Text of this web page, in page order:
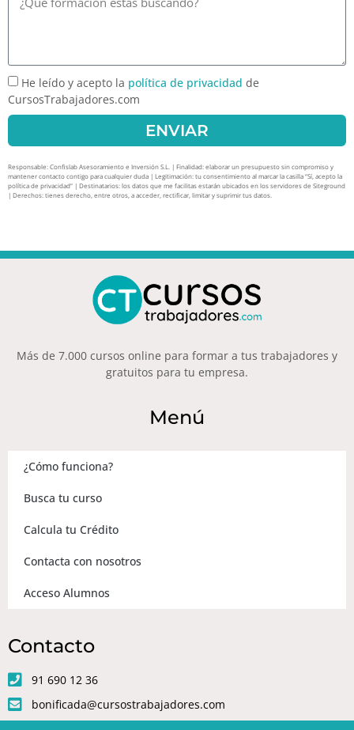
He leído y acepto la política de privacidad de
CursosTrabajadores.com
ENVIAR
Responsable: Confislab Asesoramiento e Inversión S.L. | Finalidad: elaborar un presupuesto sin compromiso y
mantener contacto contigo para cualquier duda | Legitimación: tu consentimiento al marcar la casilla “Sí, acepto la
política de privacidad” | Destinatarios: los datos que me facilitas estarán ubicados en los servidores de Siteground
| Derechos: tienes derecho, entre otros, a acceder, rectificar, limitar y suprimir tus datos.
Más de 7.000 cursos online para formar a tus trabajadores y
gratuitos para tu empresa.
Menú
¿Cómo funciona?
Busca tu curso
Calcula tu Crédito
Contacta con nosotros
Acceso Alumnos
Contacto
91 690 12 36
bonificada@cursostrabajadores.com